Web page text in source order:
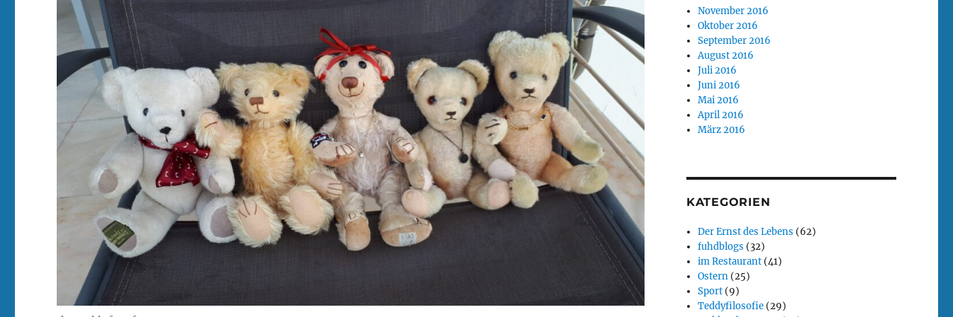
November 2016
Oktober 2016
September 2016
August 2016
Juli 2016
Juni 2016
Mai 2016
April 2016
März 2016
KATEGORIEN
Der Ernst des Lebens (62)
fuhdblogs (32)
im Restaurant (41)
Ostern (25)
Sport (9)
Teddyfilosofie (29)